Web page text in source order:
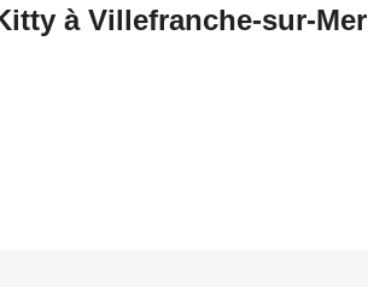
à Villefranche-sur-Mer